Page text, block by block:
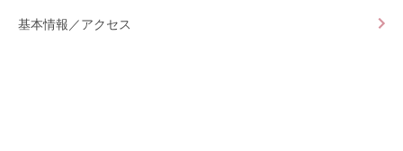
基本情報／アクセス